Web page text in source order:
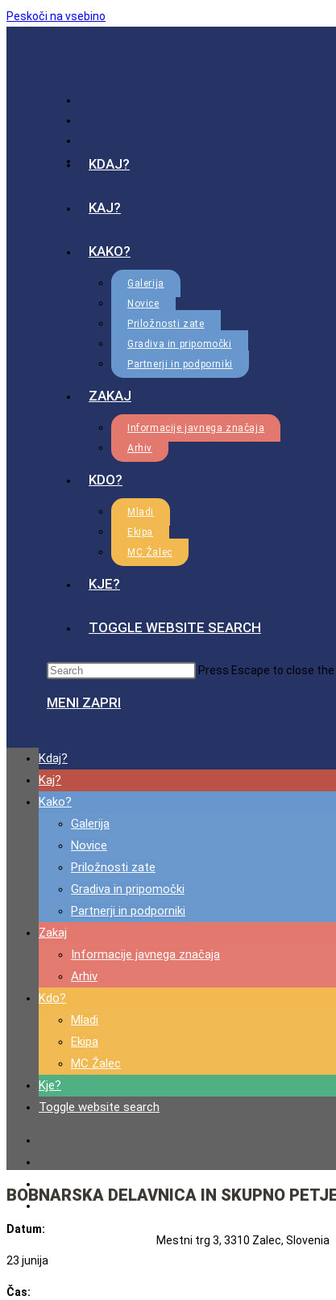
Peskoči na vsebino
KDAJ?
KAJ?
KAKO?
Galerija
Novice
Priložnosti zate
Gradiva in pripomočki
Partnerji in podporniki
ZAKAJ
Informacije javnega značaja
Arhiv
KDO?
Mladi
Ekipa
MC Žalec
KJE?
TOGGLE WEBSITE SEARCH
Press Escape to close the
MENI ZAPRI
Kdaj?
Kaj?
Kako?
Galerija
Novice
Priložnosti zate
Gradiva in pripomočki
Partnerji in podporniki
Zakaj
Informacije javnega značaja
Arhiv
Kdo?
Mladi
Ekipa
MC Žalec
Kje?
Toggle website search
BOBNARSKA DELAVNICA IN SKUPNO
Datum:
23 junija
Čas:
Mestni trg 3, 3310 Zalec, Slovenia